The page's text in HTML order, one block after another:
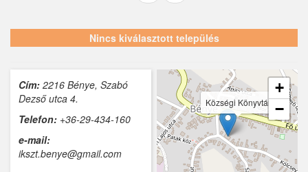
Hernád
Iklad
Ipolydamásd
Ipolytölgyes
Nincs kiválasztott település
Cím: 2216 Bénye, Szabó
Dezső utca 4.
Telefon: +36-29-434-160
e-mail:
ikszt.benye@gmail.com
Községi Könyvtár
+
−